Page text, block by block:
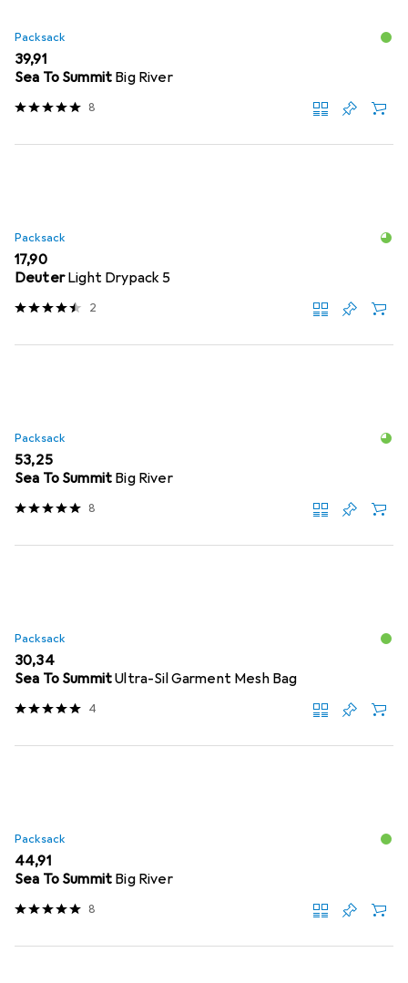
Packsack
EUR
39,91
Sea To Summit Big River
8
Packsack
EUR
17,90
Deuter Light Drypack 5
2
Packsack
EUR
53,25
Sea To Summit Big River
8
Packsack
EUR
30,34
Sea To SummitUltra-Sil Garment Mesh Bag
4
Packsack
EUR
44,91
Sea To Summit Big River
8